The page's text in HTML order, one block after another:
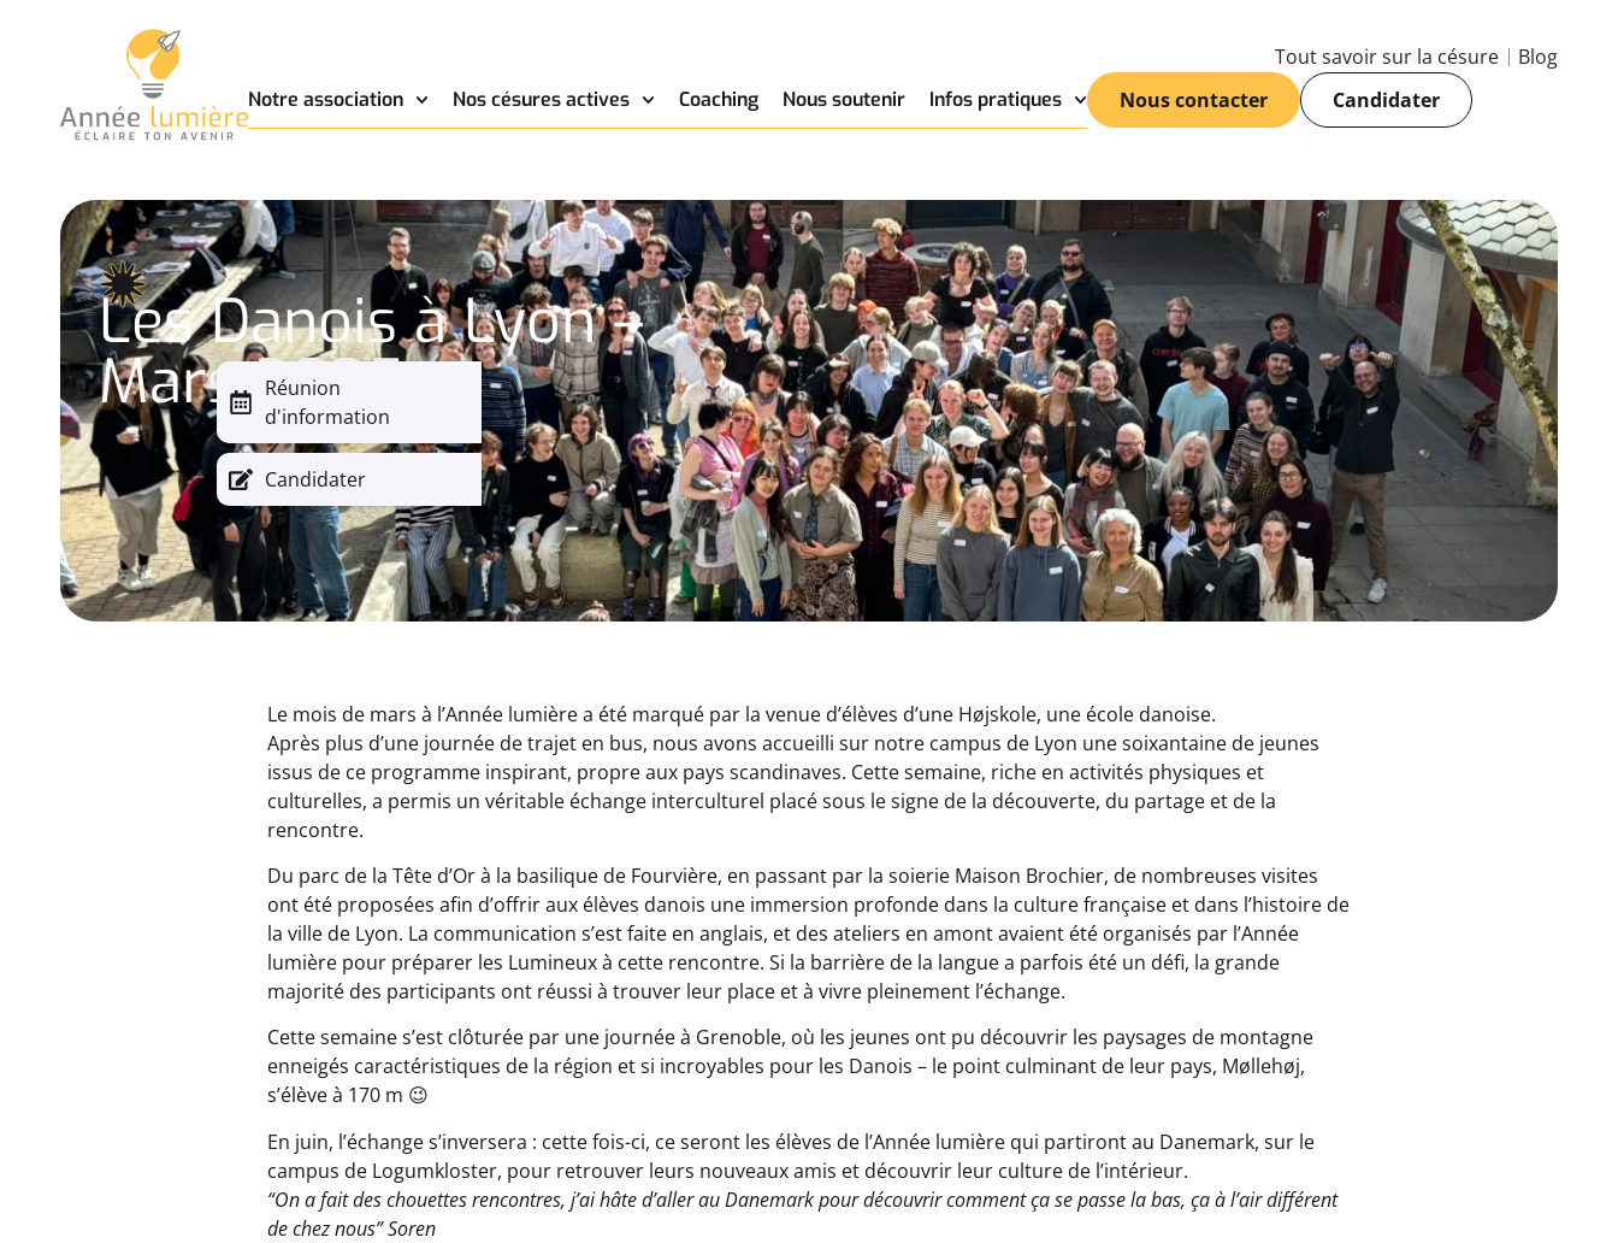
Tout savoir sur la césure Blog
Notre association Nos césures actives Coaching Nous soutenir Infos pratiques Nous contacter Candidater
Réunion
d'information
Candidater
Les Danois à Lyon –
Mars 2025
Le mois de mars à l’Année lumière a été marqué par la venue d’élèves d’une Højskole, une école danoise.
Après plus d’une journée de trajet en bus, nous avons accueilli sur notre campus de Lyon une soixantaine de jeunes
issus de ce programme inspirant, propre aux pays scandinaves. Cette semaine, riche en activités physiques et
culturelles, a permis un véritable échange interculturel placé sous le signe de la découverte, du partage et de la
rencontre.
Du parc de la Tête d’Or à la basilique de Fourvière, en passant par la soierie Maison Brochier, de nombreuses visites
ont été proposées afin d’offrir aux élèves danois une immersion profonde dans la culture française et dans l’histoire de
la ville de Lyon. La communication s’est faite en anglais, et des ateliers en amont avaient été organisés par l’Année
lumière pour préparer les Lumineux à cette rencontre. Si la barrière de la langue a parfois été un défi, la grande
majorité des participants ont réussi à trouver leur place et à vivre pleinement l’échange.
Cette semaine s’est clôturée par une journée à Grenoble, où les jeunes ont pu découvrir les paysages de montagne
enneigés caractéristiques de la région et si incroyables pour les Danois – le point culminant de leur pays, Møllehøj,
s’élève à 170 m 😉
En juin, l’échange s’inversera : cette fois-ci, ce seront les élèves de l’Année lumière qui partiront au Danemark, sur le
campus de Logumkloster, pour retrouver leurs nouveaux amis et découvrir leur culture de l’intérieur.
“On a fait des chouettes rencontres, j’ai hâte d’aller au Danemark pour découvrir comment ça se passe la bas, ça à l’air différent
de chez nous” Soren